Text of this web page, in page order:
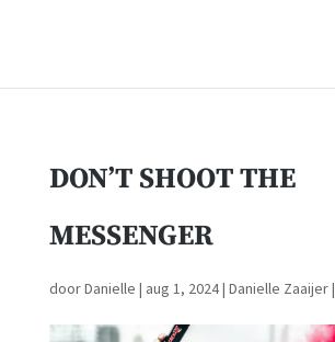
DON’T SHOOT THE
MESSENGER
doorDanielle | aug 1, 2024| Danielle Zaaijer|